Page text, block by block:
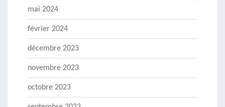
mai 2024
février 2024
décembre 2023
novembre 2023
octobre 2023